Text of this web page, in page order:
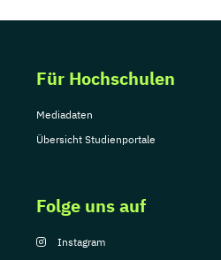
Für Hochschulen
Mediadaten
Übersicht Studienportale
Folge uns auf
Instagram